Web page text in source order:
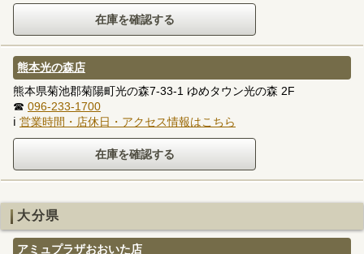
熊本光の森店
熊本県菊池郡菊陽町光の森7-33-1 ゆめタウン光の森 2F
☎ 096-233-1700
ℹ 営業時間・店休日・アクセス情報はこちら
大分県
アミュプラザおおいた店